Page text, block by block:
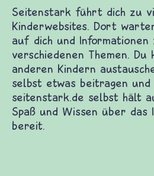
zu vielen guten
und Informationen zu
mit anderen Kindern
und etliches mehr.